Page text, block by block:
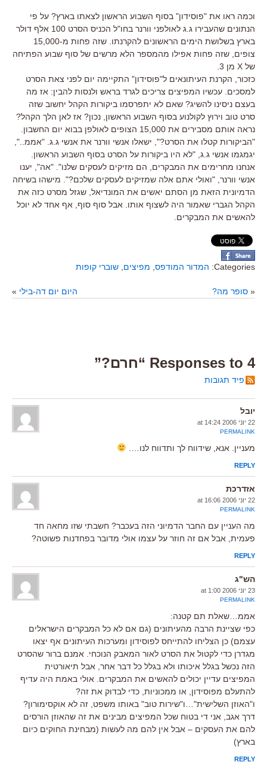
וכמה ראו את "פוסידון" בסוף השבוע הראשון לצאתו בארץ? על פי
הנתונים שהעבירו ג.ג לאולפני וורנר בחו"ל הכניס הסרט 100 אלף דולר
בארץ בשלושת הימים הראשונים להקרנתו. שזה פחות מ-15,000
צופים, שזה פחות אפילו מהמספר הלא מרשים של סוף שבוע הפתיחה
של X מן 3.
כזכור, הקרנת העיתונאים ל"פוסידון" התקיימה יום לפני צאת הסרט
למסכים. עכשיו המפיצים צריכים לגרד בראש ולנסות להבין: אז מה
בעצם ניסינו להשיג? שאם לא יתפרסמו ביקורות הקהל יחשוב שזה
סרט טוב וירוץ לקולנוע בסוף השבוע הראשון, נכון? אז לאן הלך הקהל?
נראה אותם מסבירים את 15,000 הצופים לאולפן בבוא יום החשבון.
"הביקורות קטלו את הסרט?", ישאלו אנשי וורנר את אנשי ג.ג. "אממ..",
יגמגמו אנשי ג.ג, "לא היו ביקורות על הסרט בסוף השבוע הראשון.
אנחנו מחרימים את המבקרים, הם מזיקים לעסקים שלנו". "אה", יענו
אנשי וורנר, "ואולי אתם אלה שמזיקים לעסקים שלכם?". מישהו בשיחה
הדמיונית הזאת מן הסתם יאשים את המונדיאל, שגזל מסרט כזה את
הקהל הגברי שאמור היה לשצוף אותו. אבל סוף סוף, אף אחד לא יוכל
להאשים את המבקרים.
Categories: המדור המודפס מפיצים שוברי קופות
« סופר מה? היום יום דה-בילי »
4 Responses to “חרם?”
פיד תגובות
יובל
22 יוני 2006 at 14:24
PERMALINK
מעניין. אנא, שידווח לך ותדווח לנו….
REPLY
אזדרכת
22 יוני 2006 at 16:06
PERMALINK
מה העניין עם החבר הדמיוני הזה בעכבר? חשבתי שזו מחאה חד
פעמית, אבל אם זה חוזר על עצמו אולי מדובר בפחדנות פשוטה?
REPLY
הש"ג
23 יוני 2006 at 1:00
PERMALINK
אממ…שאלת תם קטנה:
כפי שציינת הרבה מהעיתונים (גם אם לא כל המבקרים הישראלים
עצמם) כן הצליחו להתייחס לפוסידון ומערכות העיתונים אף יצאו
מגדרן כדי לקטול את הסרט לאור המאבק הנוכחי. אמנם ברור שהסרט
הזה נכשל בגלל איכותו ולא בגלל כל דבר אחר, אבל תיאורטית
המפיצים עדיין יכולים להאשים את המבקרים. אולי באמת היה עדיף
להתעלם מפוסידון, או ממכוניות, כדי לבדוק את זה?
ו"האוזן השלישית"…ו"שירות טוב" באותו משפט, זה לא אוקסימורון?
דרך אגב, אני די בטוח שכל המפיצים מבינים את זה שהאוזן הורסים
להם את העסקים – אבל אין להם מה לעשות (מבחינת החוקים כיום
בארץ)
REPLY